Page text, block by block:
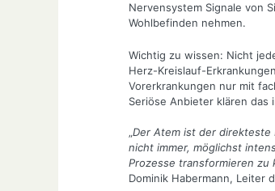
Nervensystem Signale von
Wohlbefinden nehmen.
Wichtig zu wissen: Nicht
Herz-Kreislauf-
Vorerkrankungen nur mit
Seriöse Anbieter klären das
„Der Atem ist der direkteste
nicht immer, möglichst
Prozesse transformieren
Dominik Habermann, Leiter